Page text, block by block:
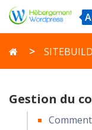
Gestion du